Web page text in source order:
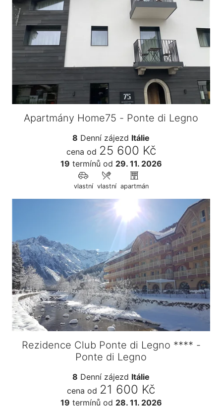
Apartmány Home75 - Ponte di Legno
8 Denní zájezd Itálie
cena od 25 600 Kč
19 termínů od 29. 11. 2026
vlastní vlastní apartmán
Rezidence Club Ponte di Legno **** -
Ponte di Legno
8 Denní zájezd Itálie
cena od 21 600 Kč
19 termínů od 28. 11. 2026